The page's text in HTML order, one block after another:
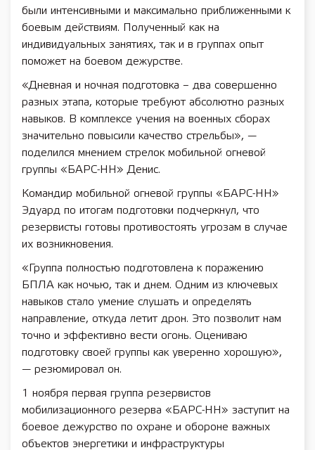
были интенсивными и максимально приближенными к
боевым действиям. Полученный как на
индивидуальных занятиях, так и в группах опыт
поможет на боевом дежурстве.
«Дневная и ночная подготовка – два совершенно
разных этапа, которые требуют абсолютно разных
навыков. В комплексе учения на военных сборах
значительно повысили качество стрельбы», —
поделился мнением стрелок мобильной огневой
группы «БАРС-НН» Денис.
Командир мобильной огневой группы «БАРС-НН»
Эдуард по итогам подготовки подчеркнул, что
резервисты готовы противостоять угрозам в случае
их возникновения.
«Группа полностью подготовлена к поражению
БПЛА как ночью, так и днем. Одним из ключевых
навыков стало умение слушать и определять
направление, откуда летит дрон. Это позволит нам
точно и эффективно вести огонь. Оцениваю
подготовку своей группы как уверенно хорошую»,
— резюмировал он.
1 ноября первая группа резервистов
мобилизационного резерва «БАРС-НН» заступит на
боевое дежурство по охране и обороне важных
объектов энергетики и инфраструктуры